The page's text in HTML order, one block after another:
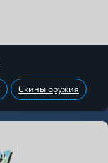
Скины оружия